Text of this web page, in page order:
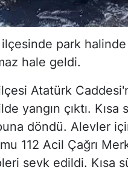
ilçesinde park
hale geldi.
ilçesi Atatürk
yangın çıktı.
döndü. Alevler
112 Acil Çağrı
sevk edildi. Kısa